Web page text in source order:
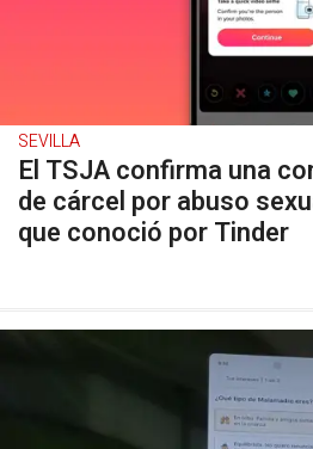
SEVILLA
El TSJA confirma una
de cárcel por abuso
que conoció por Tinder